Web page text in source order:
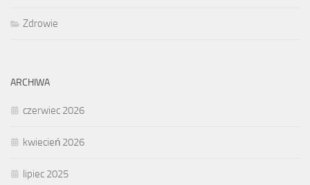
Zdrowie
ARCHIWA
czerwiec 2026
kwiecień 2026
lipiec 2025